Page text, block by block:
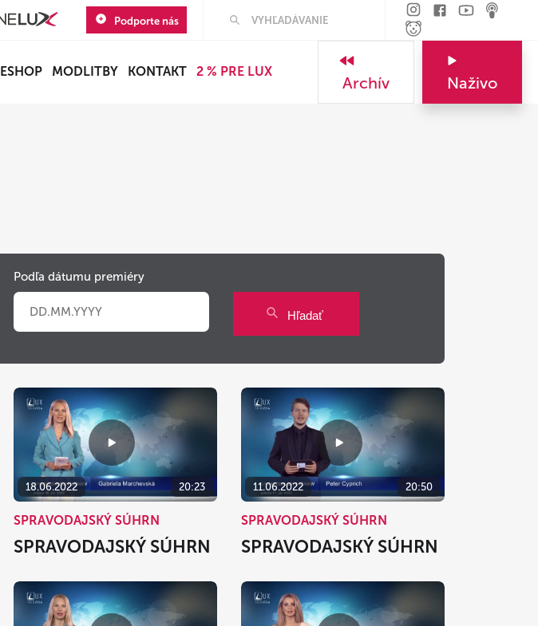
Podporte nás
ESHOP MODLITBY KONTAKT 2 % PRE LUX
Archív Naživo
Podľa dátumu premiéry
Po Ut St Št
27 28 29 30 31 1
3 4
10 11 12 13 14 15 16
17 18 19 20 21 22 23
24 25 26 27 28
31 1 2 3 4 5 6
dnes vymazať zavrieť
Hľadať
18.06.2022 20:23
SPRAVODAJSKÝ SÚHRN
SPRAVODAJSKÝ SÚHRN
11.06.2022 20:50
SPRAVODAJSKÝ SÚHRN
SPRAVODAJSKÝ SÚHRN